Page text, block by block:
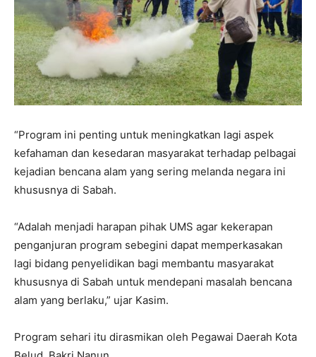
“Program ini penting untuk meningkatkan lagi aspek
kefahaman dan kesedaran masyarakat terhadap pelbagai
kejadian bencana alam yang sering melanda negara ini
khususnya di Sabah.
“Adalah menjadi harapan pihak UMS agar kekerapan
penganjuran program sebegini dapat memperkasakan
lagi bidang penyelidikan bagi membantu masyarakat
khususnya di Sabah untuk mendepani masalah bencana
alam yang berlaku,” ujar Kasim.
Program sehari itu dirasmikan oleh Pegawai Daerah Kota